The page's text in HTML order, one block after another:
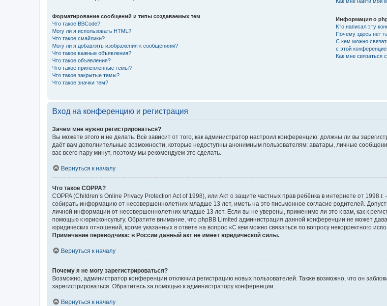
Форматирование сообщений и типы создаваемых тем
Что такое BBCode?
Могу ли я использовать HTML?
Что такое смайлики?
Могу ли я добавлять изображения к сообщениям?
Что такое важные объявления?
Что такое объявления?
Что такое прилепленные темы?
Что такое закрытые темы?
Что такое значки тем?
Информация о
Кто написал эту
Почему здесь нет
С кем можно
с этой
Как мне связаться
Вход на конференцию и регистрация
Зачем мне нужно регистрироваться?
Вы можете этого и не делать. Всё зависит от того, как администратор настроил конференцию: должны ли вы
даёт вам дополнительные возможности, которые недоступны анонимным пользователям: аватары, личные
вас всего пару минут, поэтому мы рекомендуем это сделать.
Вернуться к началу
Что такое COPPA?
COPPA (Children’s Online Privacy Protection Act of 1998), или Акт о защите частных прав ребёнка в интернете от
собирать информацию от несовершеннолетних младше 13 лет, иметь на это письменное согласие родителей.
личной информации от несовершеннолетних младше 13 лет. Если вы не уверены, применимо ли это к вам, как к
помощью к юрисконсульту. Обратите внимание, что phpBB Limited администрация данной конференции не может
юридических отношений, кроме указанных в ответе на вопрос «С кем можно связаться по вопросу некорректного
Примечание переводчика: в России данный акт не имеет юридической силы.
Вернуться к началу
Почему я не могу зарегистрироваться?
Возможно, администратор конференции отключил регистрацию новых пользователей. Также возможно, что он
зарегистрироваться. Обратитесь за помощью к администратору конференции.
Вернуться к началу